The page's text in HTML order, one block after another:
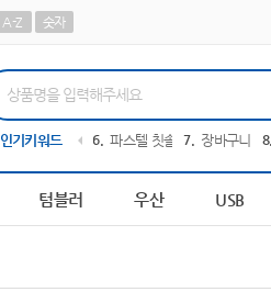
A-Z 숫자
인기키워드
5 AP-100209 6 파스텔 칫솔 7 장바구니 8
텀블러 우산 USB